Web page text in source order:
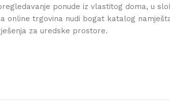
ponude iz vlastitog doma, u
online trgovina nudi bogat katalog
za uredske prostore.